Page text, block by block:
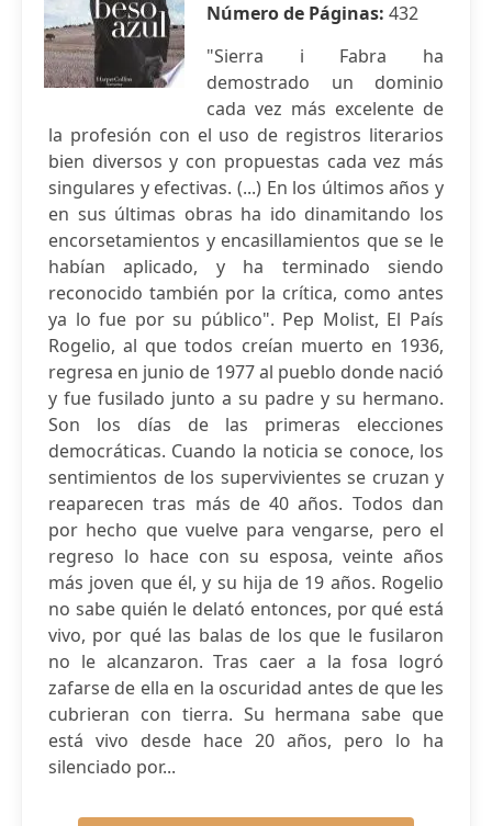
Número de Páginas: 432
"Sierra i Fabra ha
demostrado un dominio
cada vez más excelente de
la profesión con el uso de registros literarios
bien diversos y con propuestas cada vez más
singulares y efectivas. (...) En los últimos años y
en sus últimas obras ha ido dinamitando los
encorsetamientos y encasillamientos que se le
habían aplicado, y ha terminado siendo
reconocido también por la crítica, como antes
ya lo fue por su público". Pep Molist, El País
Rogelio, al que todos creían muerto en 1936,
regresa en junio de 1977 al pueblo donde nació
y fue fusilado junto a su padre y su hermano.
Son los días de las primeras elecciones
democráticas. Cuando la noticia se conoce, los
sentimientos de los supervivientes se cruzan y
reaparecen tras más de 40 años. Todos dan
por hecho que vuelve para vengarse, pero el
regreso lo hace con su esposa, veinte años
más joven que él, y su hija de 19 años. Rogelio
no sabe quién le delató entonces, por qué está
vivo, por qué las balas de los que le fusilaron
no le alcanzaron. Tras caer a la fosa logró
zafarse de ella en la oscuridad antes de que les
cubrieran con tierra. Su hermana sabe que
está vivo desde hace 20 años, pero lo ha
silenciado por...